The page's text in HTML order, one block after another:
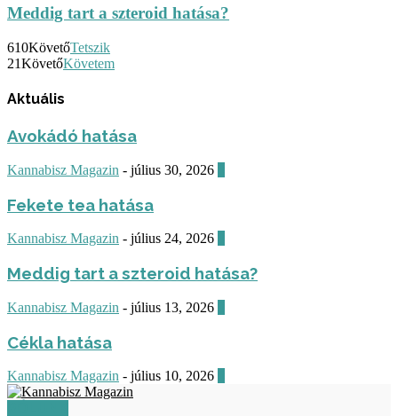
Meddig tart a szteroid hatása?
610KövetőTetszik
21KövetőKövetem
Aktuális
Avokádó hatása
Kannabisz Magazin - július 30, 2026
Fekete tea hatása
Kannabisz Magazin - július 24, 2026
Meddig tart a szteroid hatása?
Kannabisz Magazin - július 13, 2026
Cékla hatása
Kannabisz Magazin - július 10, 2026